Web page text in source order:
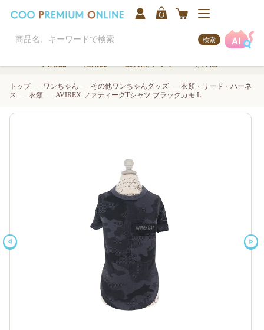
検索
トップ ワンちゃん その他ワンちゃんグッズ
衣類・リード・ハーネ
ス
衣類 AVIREX ファティーグTシャツ ブラックカモ L